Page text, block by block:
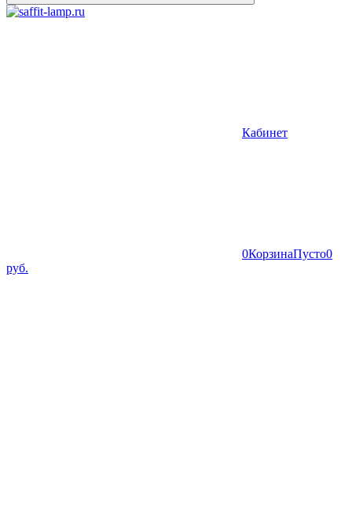
Кабинет
0КорзинаПусто0
руб.